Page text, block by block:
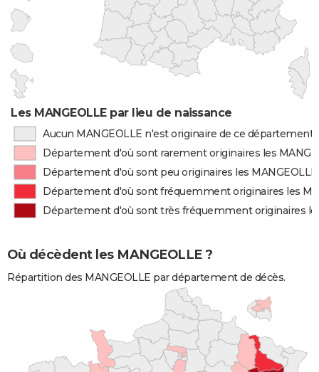
Les MANGEOLLE par lieu de naissance
Aucun MANGEOLLE n'est originaire de ce département
Département d'où sont rarement originaires les
Département d'où sont peu originaires les MANGEOLLE
Département d'où sont fréquemment originaires les
Département d'où sont très fréquemment originaires
Où décèdent les MANGEOLLE ?
Répartition des MANGEOLLE par département de décès.